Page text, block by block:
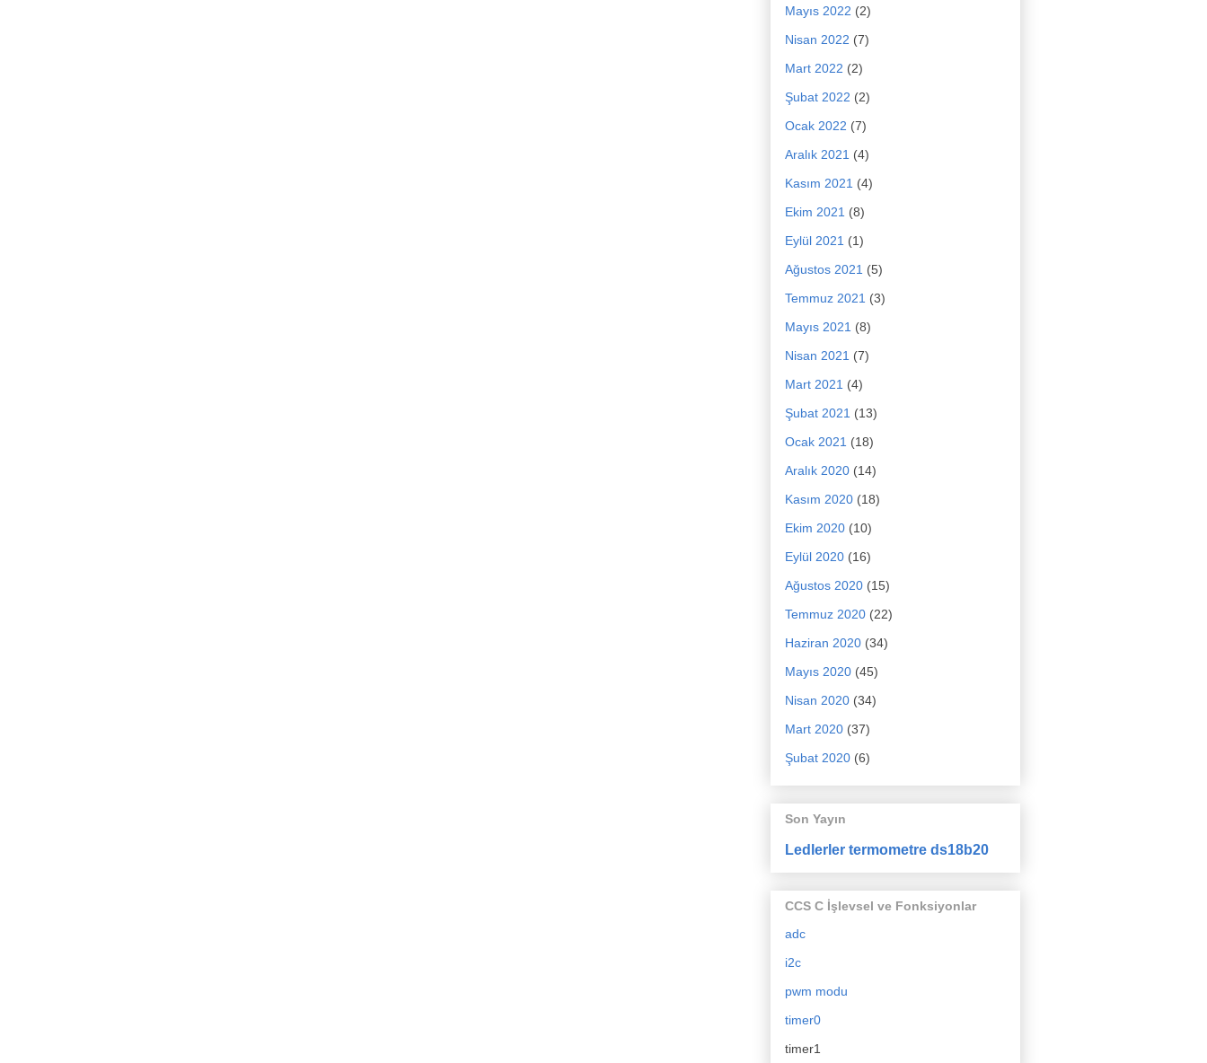
Mayıs 2022 (2)
Nisan 2022 (7)
Mart 2022 (2)
Şubat 2022 (2)
Ocak 2022 (7)
Aralık 2021 (4)
Kasım 2021 (4)
Ekim 2021 (8)
Eylül 2021 (1)
Ağustos 2021 (5)
Temmuz 2021 (3)
Mayıs 2021 (8)
Nisan 2021 (7)
Mart 2021 (4)
Şubat 2021 (13)
Ocak 2021 (18)
Aralık 2020 (14)
Kasım 2020 (18)
Ekim 2020 (10)
Eylül 2020 (16)
Ağustos 2020 (15)
Temmuz 2020 (22)
Haziran 2020 (34)
Mayıs 2020 (45)
Nisan 2020 (34)
Mart 2020 (37)
Şubat 2020 (6)
Son Yayın
Ledlerler termometre ds18b20
CCS C İşlevsel ve Fonksiyonlar
adc
i2c
pwm modu
timer0
timer1